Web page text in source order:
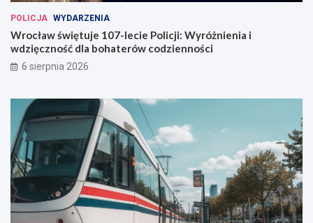
POLICJA WYDARZENIA
Wrocław świętuje 107-lecie Policji: Wyróżnienia i
wdzięczność dla bohaterów codzienności
6 sierpnia 2026